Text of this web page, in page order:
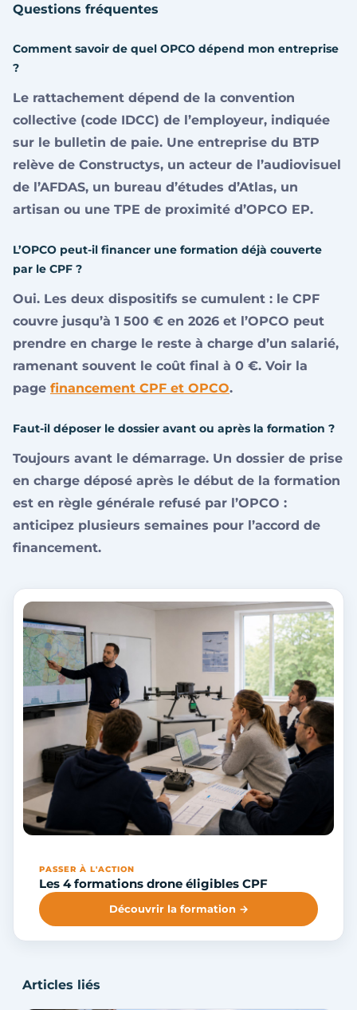
Questions fréquentes
Comment savoir de quel OPCO dépend mon entreprise
?
Le rattachement dépend de la convention
collective (code IDCC) de l’employeur, indiquée
sur le bulletin de paie. Une entreprise du BTP
relève de Constructys, un acteur de l’audiovisuel
de l’AFDAS, un bureau d’études d’Atlas, un
artisan ou une TPE de proximité d’OPCO EP.
L’OPCO peut-il financer une formation déjà couverte
par le CPF ?
Oui. Les deux dispositifs se cumulent : le CPF
couvre jusqu’à 1 500 € en 2026 et l’OPCO peut
prendre en charge le reste à charge d’un salarié,
ramenant souvent le coût final à 0 €. Voir la
page financement CPF et OPCO.
Faut-il déposer le dossier avant ou après la formation ?
Toujours avant le démarrage. Un dossier de prise
en charge déposé après le début de la formation
est en règle générale refusé par l’OPCO :
anticipez plusieurs semaines pour l’accord de
financement.
PASSER À L'ACTION
Les 4 formations drone éligibles CPF
Découvrir la formation →
Articles liés